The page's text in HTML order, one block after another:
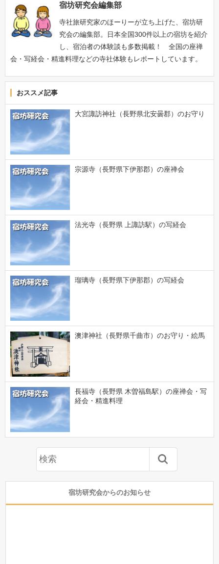
宿坊研究会編集部
寺社旅研究家のほーりーが立ち上げた、宿坊研
究会の編集部。日本全国300件以上の宿坊を紹介
し、宿泊者の体験談も多数掲載！ 全国の座禅
会・写経会・精進料理などの寺社体験もレポートしています。
おススメ記事
大宮諏訪神社（長野県北安曇郡）のお守り
宗源寺（長野県下伊那郡）の座禅会
法光寺（長野県 上諏訪駅）の写経会
瑠璃寺（長野県下伊那郡）の写経会
澳津神社（長野県千曲市）のお守り・絵馬
長福寺（長野県 木曽福島駅）の座禅会・写
経会・精進料理
宿坊研究会からのお知らせ